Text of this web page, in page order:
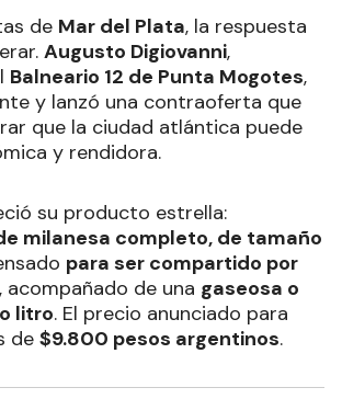
de Mar del Plata, la respuesta
Augusto Digiovanni,
Balneario 12 de Punta Mogotes,
y lanzó una contraoferta que
que la ciudad atlántica puede
y rendidora.
su producto estrella:
milanesa completo, de tamaño
para ser compartido por
, acompañado de una gaseosa o
litro. El precio anunciado para
de $9.800 pesos argentinos.